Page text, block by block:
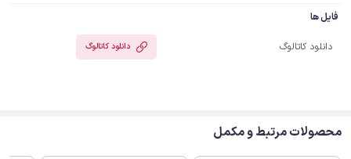
فایل ها
دانلود کاتالوگ دانلود کاتالوگ
محصولات مرتبط و مکمل